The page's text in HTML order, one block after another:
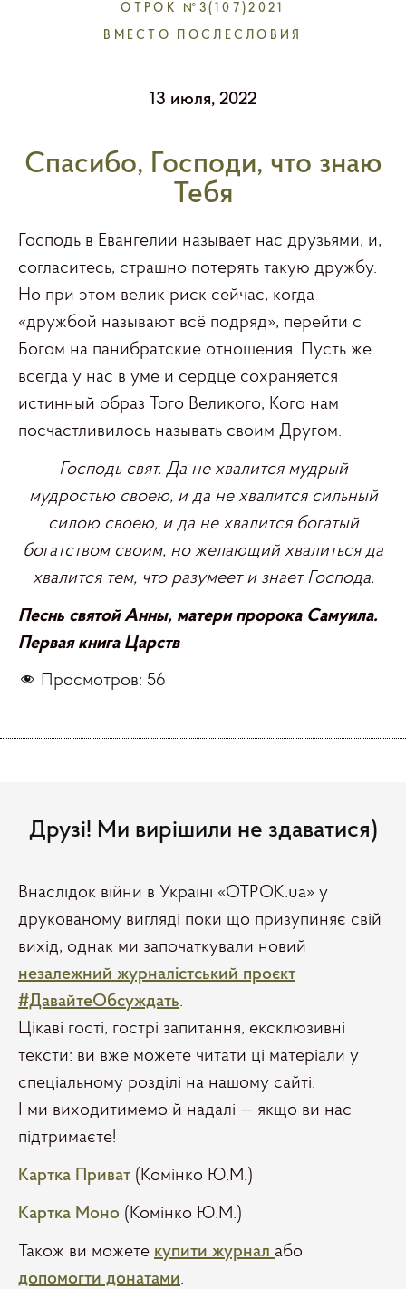
ОТРОК №3(107)2021
ВМЕСТО ПОСЛЕСЛОВИЯ
13 июля, 2022
Спасибо, Господи, что знаю
Тебя
Господь в Евангелии называет нас друзьями, и,
согласитесь, страшно потерять такую дружбу.
Но при этом велик риск сейчас, когда
«дружбой называют всё подряд», перейти с
Богом на панибратские отношения. Пусть же
всегда у нас в уме и сердце сохраняется
истинный образ Того Великого, Кого нам
посчастливилось называть своим Другом.
Господь свят. Да не хвалится мудрый
мудростью своею, и да не хвалится сильный
силою своею, и да не хвалится богатый
богатством своим, но желающий хвалиться да
хвалится тем, что разумеет и знает Господа.
Песнь святой Анны, матери пророка Самуила.
Первая книга Царств
Просмотров: 56
Друзі! Ми вирішили не здаватися)
Внаслідок війни в Україні «ОТРОК.ua» у
друкованому вигляді поки що призупиняє свій
вихід, однак ми започаткували новий
незалежний журналістський проєкт
#ДавайтеОбсуждать.
Цікаві гості, гострі запитання, ексклюзивні
тексти: ви вже можете читати ці матеріали у
спеціальному розділі на нашому сайті.
І ми виходитимемо й надалі — якщо ви нас
підтримаєте!
Картка Приват (Комінко Ю.М.)
Картка Моно (Комінко Ю.М.)
Також ви можете купити журнал або
допомогти донатами.